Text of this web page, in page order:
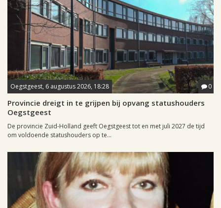
Oegstgeest, 6 augustus 2026, 18:28 0
Provincie dreigt in te grijpen bij opvang statushouders
Oegstgeest
De provincie Zuid-Holland geeft Oegstgeest tot en met juli 2027 de tijd
om voldoende statushouders op te...